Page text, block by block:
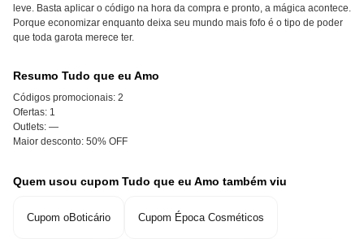
leve. Basta aplicar o código na hora da compra e pronto, a mágica acontece.
Porque economizar enquanto deixa seu mundo mais fofo é o tipo de poder
que toda garota merece ter.
Resumo Tudo que eu Amo
Códigos promocionais: 2
Ofertas: 1
Outlets: —
Maior desconto: 50% OFF
Quem usou cupom Tudo que eu Amo também viu
Cupom oBoticário Cupom Época Cosméticos